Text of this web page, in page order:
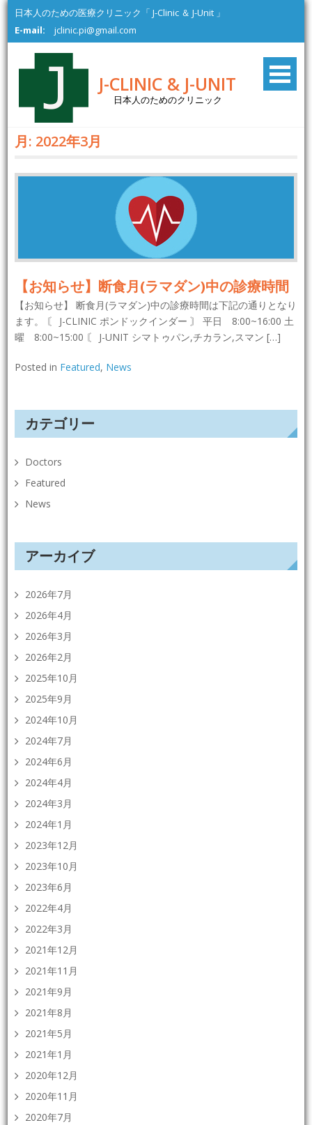
Skip
content
日本人のための医療クリニック「 J-Clinic ＆ J-Unit 」
E-mail:
jclinic.pi@gmail.com
J-CLINIC & J-UNIT
日本人のためのクリニック
月: 2022年3月
【お知らせ】断食月(ラマダン)中の診療時間
【お知らせ】 断食月(ラマダン)中の診療時間は下記の通りとなり
ます。 〘 J-CLINIC ポンドックインダー 〙 平日 8:00~16:00 土
曜 8:00~15:00 〘 J-UNIT シマトゥパン,チカラン,スマン […]
Posted in Featured, News
カテゴリー
Doctors
Featured
News
アーカイブ
2026年7月
2026年4月
2026年3月
2026年2月
2025年10月
2025年9月
2024年10月
2024年7月
2024年6月
2024年4月
2024年3月
2024年1月
2023年12月
2023年10月
2023年6月
2022年4月
2022年3月
2021年12月
2021年11月
2021年9月
2021年8月
2021年5月
2021年1月
2020年12月
2020年11月
2020年7月